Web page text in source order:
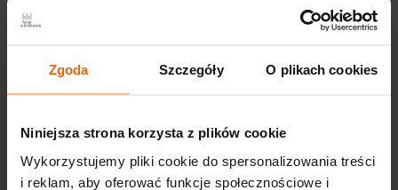
Zgoda Szczegóły O plikach cookies
Niniejsza strona korzysta z plików cookie
Wykorzystujemy pliki cookie do spersonalizowania treści
i reklam, aby oferować funkcje społecznościowe i
simon@targi.krakow.pl
Organizator